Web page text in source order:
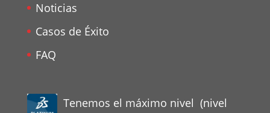
Noticias
Casos de Éxito
FAQ
Tenemos el máximo nivel (nivel